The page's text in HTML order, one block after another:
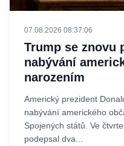
07.08.2026 08:37:06
Trump se znovu
nabývání
narozením
Americký prezident
nabývání amerického
Spojených států. Ve
podepsal dva...